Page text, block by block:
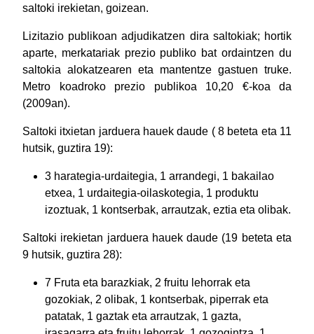
saltoki irekietan, goizean.
Lizitazio publikoan adjudikatzen dira saltokiak; hortik
aparte, merkatariak prezio publiko bat ordaintzen du
saltokia alokatzearen eta mantentze gastuen truke.
Metro koadroko prezio publikoa 10,20 €-koa da
(2009an).
Saltoki itxietan jarduera hauek daude ( 8 beteta eta 11
hutsik, guztira 19):
3 harategia-urdaitegia, 1 arrandegi, 1 bakailao
etxea, 1 urdaitegia-oilaskotegia, 1 produktu
izoztuak, 1 kontserbak, arrautzak, eztia eta olibak.
Saltoki irekietan jarduera hauek daude (19 beteta eta
9 hutsik, guztira 28):
7 Fruta eta barazkiak, 2 fruitu lehorrak eta
gozokiak, 2 olibak, 1 kontserbak, piperrak eta
patatak, 1 gaztak eta arrautzak, 1 gazta,